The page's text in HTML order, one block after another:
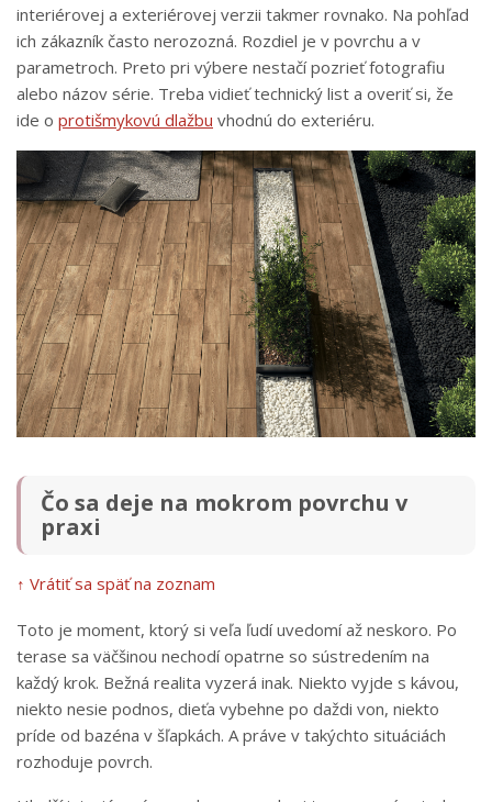
interiérovej a exteriérovej verzii takmer rovnako. Na pohľad
ich zákazník často nerozozná. Rozdiel je v povrchu a v
parametroch. Preto pri výbere nestačí pozrieť fotografiu
alebo názov série. Treba vidieť technický list a overiť si, že
ide o protišmykovú dlažbu vhodnú do exteriéru.
Čo sa deje na mokrom povrchu v
praxi
↑ Vrátiť sa späť na zoznam
Toto je moment, ktorý si veľa ľudí uvedomí až neskoro. Po
terase sa väčšinou nechodí opatrne so sústredením na
každý krok. Bežná realita vyzerá inak. Niekto vyjde s kávou,
niekto nesie podnos, dieťa vybehne po daždi von, niekto
príde od bazéna v šľapkách. A práve v takýchto situáciách
rozhoduje povrch.